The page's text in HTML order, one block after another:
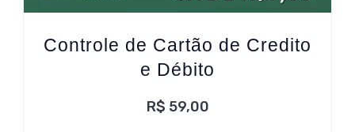
Controle de Cartão de Credito
e Débito
R$ 59,00